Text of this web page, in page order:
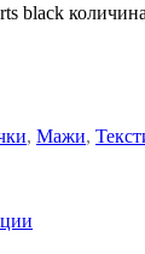
black количина
, Мажи,